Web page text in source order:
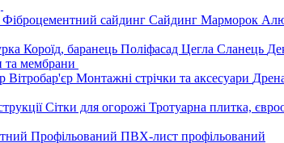
Фіброцементний сайдинг Сайдинг Марморок
Короїд, баранець Поліфасад Цегла Сланець
та мембрани
Вітробар'єр Монтажні стрічки та аксесуари
Сітки для огорожі Тротуарна плитка,
Профільований ПВХ-лист профільований